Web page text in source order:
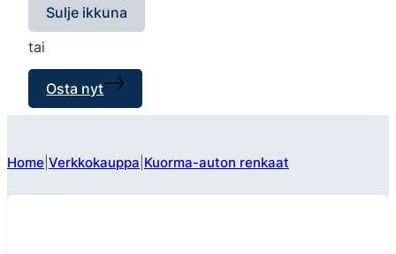
Sulje ikkuna
tai
Osta nyt
Home Verkkokauppa Kuorma-auton renkaat